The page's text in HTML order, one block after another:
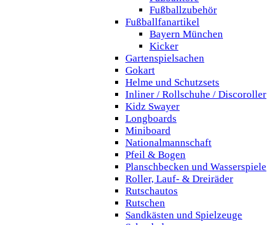
Fußballzubehör
Fußballfanartikel
Bayern München
Kicker
Gartenspielsachen
Gokart
Helme und Schutzsets
Inliner / Rollschuhe / Discoroller
Kidz Swayer
Longboards
Miniboard
Nationalmannschaft
Pfeil & Bogen
Planschbecken und Wasserspiele
Roller, Lauf- & Dreiräder
Rutschautos
Rutschen
Sandkästen und Spielzeuge